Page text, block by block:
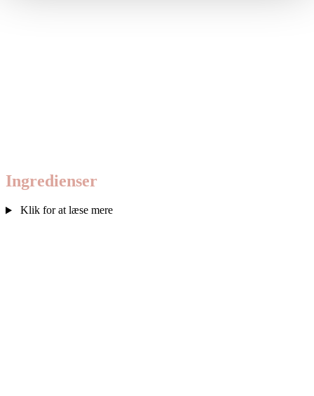
Ingre­di­en­ser
Klik for at læse mere